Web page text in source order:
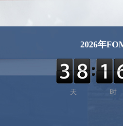
2026年
天 时